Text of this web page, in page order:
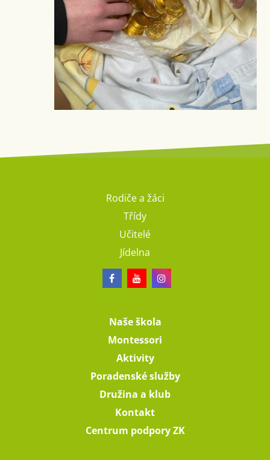
Rodiče a žáci
Třídy
Učitelé
Jídelna
Naše škola
Montessori
Aktivity
Poradenské služby
Družina a klub
Kontakt
Centrum podpory ZK